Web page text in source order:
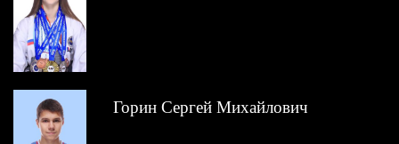
Горин Сергей Михайлович